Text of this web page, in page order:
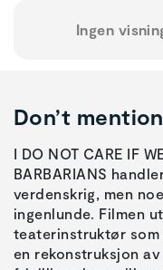
Ingen
Don’t
I DO NOT CARE IF
BARBARIANS
verdenskrig, men
ingenlunde. Filmen
teaterinstruktør
en rekonstruksjon